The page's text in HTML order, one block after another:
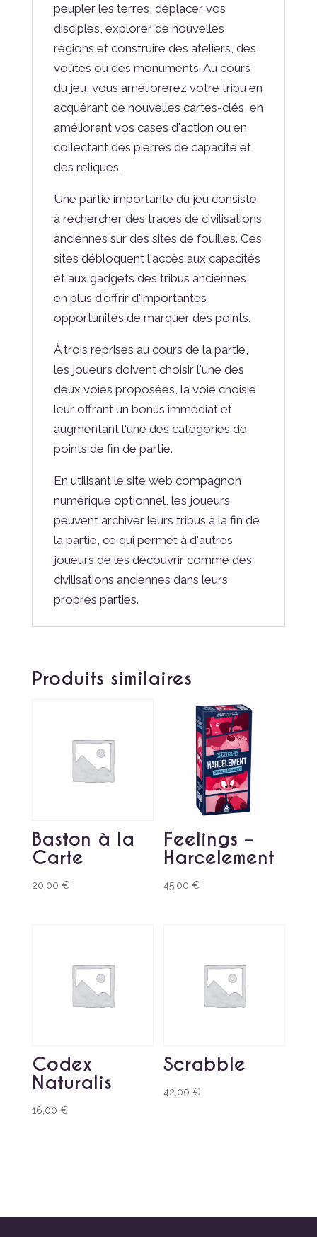
peupler les terres, déplacer vos
disciples, explorer de nouvelles
régions et construire des ateliers, des
voûtes ou des monuments. Au cours
du jeu, vous améliorerez votre tribu en
acquérant de nouvelles cartes-clés, en
améliorant vos cases d'action ou en
collectant des pierres de capacité et
des reliques.
Une partie importante du jeu consiste
à rechercher des traces de civilisations
anciennes sur des sites de fouilles. Ces
sites débloquent l'accès aux capacités
et aux gadgets des tribus anciennes,
en plus d'offrir d'importantes
opportunités de marquer des points.
À trois reprises au cours de la partie,
les joueurs doivent choisir l'une des
deux voies proposées, la voie choisie
leur offrant un bonus immédiat et
augmentant l'une des catégories de
points de fin de partie.
En utilisant le site web compagnon
numérique optionnel, les joueurs
peuvent archiver leurs tribus à la fin de
la partie, ce qui permet à d'autres
joueurs de les découvrir comme des
civilisations anciennes dans leurs
propres parties.
Produits similaires
Baston à la
Carte
20,00 €
Feelings –
Harcelement
45,00€
Codex
Naturalis
16,00 €
Scrabble
42,00€